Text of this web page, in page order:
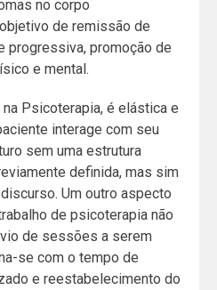
no corpo
de remissão de
progressiva, promoção de
e mental.
Psicoterapia, é elástica e
interage com seu
sem uma estrutura
definida, mas sim
Um outro aspecto
de psicoterapia não
de sessões a serem
se com o tempo de
e reestabelecimento do